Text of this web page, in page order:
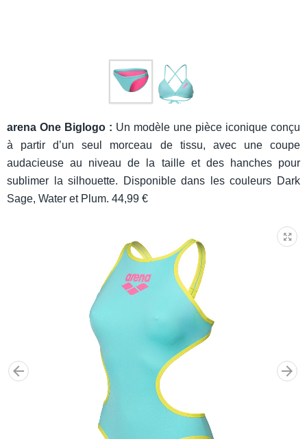
arena One Biglogo : Un modèle une pièce iconique conçu
à partir d’un seul morceau de tissu, avec une coupe
audacieuse au niveau de la taille et des hanches pour
sublimer la silhouette. Disponible dans les couleurs Dark
Sage, Water et Plum. 44,99 €